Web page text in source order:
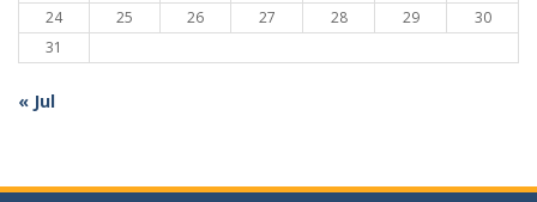
24
25 26 27 28 29
30
31
« Jul